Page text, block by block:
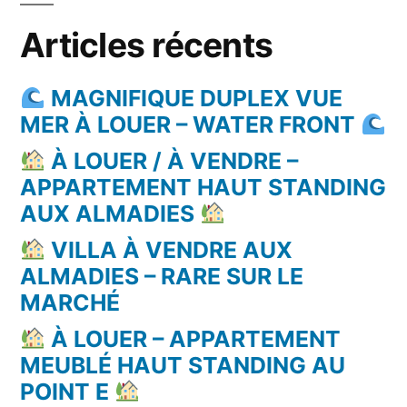
Articles récents
MAGNIFIQUE DUPLEX VUE
MER À LOUER – WATER FRONT
À LOUER / À VENDRE –
APPARTEMENT HAUT STANDING
AUX ALMADIES
VILLA À VENDRE AUX
ALMADIES – RARE SUR LE
MARCHÉ
À LOUER – APPARTEMENT
MEUBLÉ HAUT STANDING AU
POINT E